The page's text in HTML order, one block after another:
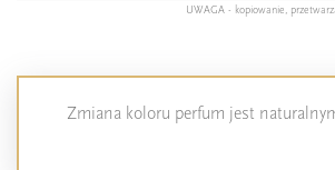
UWAGA - kopiowanie,
Zmiana koloru perfum jest